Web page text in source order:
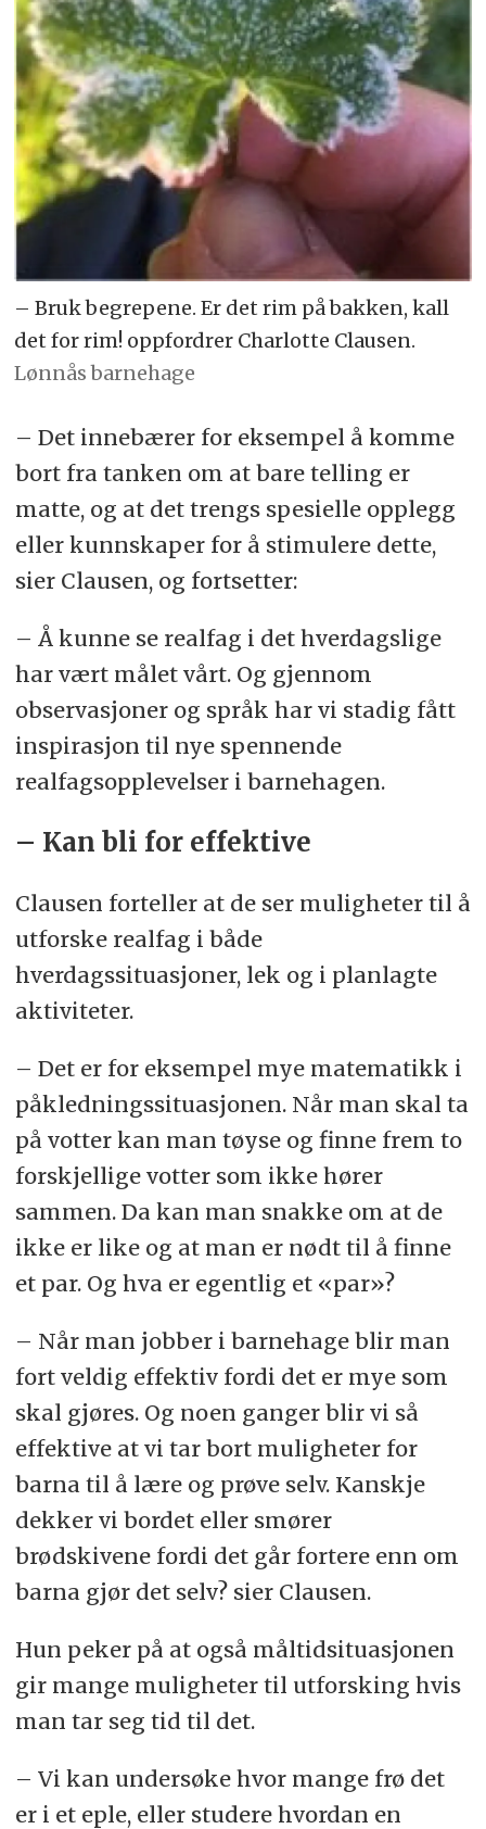
– Bruk begrepene. Er det rim på bakken, kall
det for rim! oppfordrer Charlotte Clausen.
Lønnås barnehage
– Det innebærer for eksempel å komme
bort fra tanken om at bare telling er
matte, og at det trengs spesielle opplegg
eller kunnskaper for å stimulere dette,
sier Clausen, og fortsetter:
– Å kunne se realfag i det hverdagslige
har vært målet vårt. Og gjennom
observasjoner og språk har vi stadig fått
inspirasjon til nye spennende
realfagsopplevelser i barnehagen.
– Kan bli for effektive
Clausen forteller at de ser muligheter til å
utforske realfag i både
hverdagssituasjoner, lek og i planlagte
aktiviteter.
– Det er for eksempel mye matematikk i
påkledningssituasjonen. Når man skal ta
på votter kan man tøyse og finne frem to
forskjellige votter som ikke hører
sammen. Da kan man snakke om at de
ikke er like og at man er nødt til å finne
et par. Og hva er egentlig et «par»?
– Når man jobber i barnehage blir man
fort veldig effektiv fordi det er mye som
skal gjøres. Og noen ganger blir vi så
effektive at vi tar bort muligheter for
barna til å lære og prøve selv. Kanskje
dekker vi bordet eller smører
brødskivene fordi det går fortere enn om
barna gjør det selv? sier Clausen.
Hun peker på at også måltidsituasjonen
gir mange muligheter til utforsking hvis
man tar seg tid til det.
– Vi kan undersøke hvor mange frø det
er i et eple, eller studere hvordan en